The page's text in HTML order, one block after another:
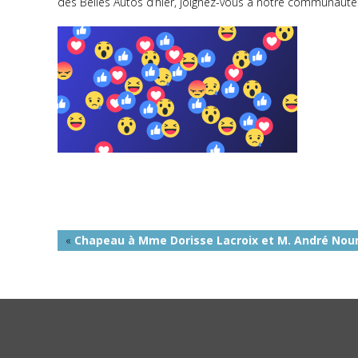
« Chapeau à Mme Dorisse Lacroix et M. André